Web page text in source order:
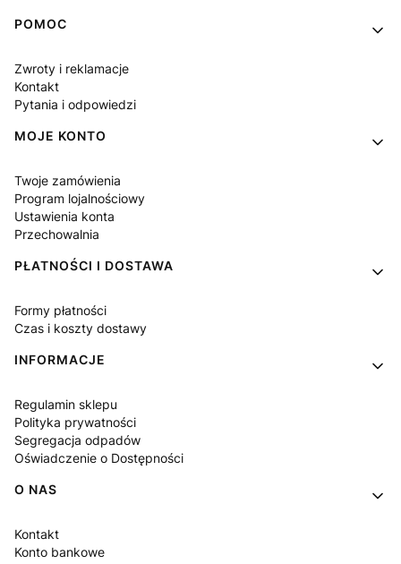
Linki w stopce
POMOC
Zwroty i reklamacje
Kontakt
Pytania i odpowiedzi
MOJE KONTO
Twoje zamówienia
Program lojalnościowy
Ustawienia konta
Przechowalnia
PŁATNOŚCI I DOSTAWA
Formy płatności
Czas i koszty dostawy
INFORMACJE
Regulamin sklepu
Polityka prywatności
Segregacja odpadów
Oświadczenie o Dostępności
O NAS
Kontakt
Konto bankowe